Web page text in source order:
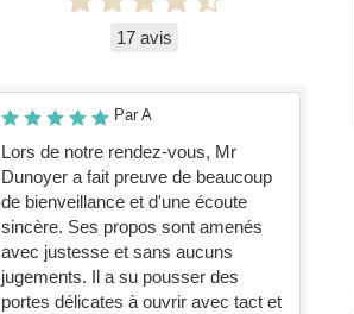
17 avis
Par A
Lors de notre rendez-vous, Mr
Dunoyer a fait preuve de beaucoup
de bienveillance et d'une écoute
sincère. Ses propos sont amenés
avec justesse et sans aucuns
jugements. Il a su pousser des
portes délicates à ouvrir avec tact et